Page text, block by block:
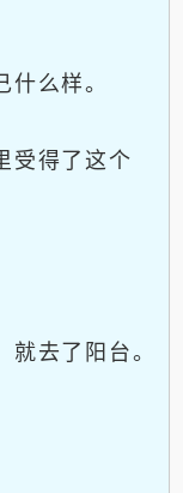
么样。
受得了这个
去了阳台。